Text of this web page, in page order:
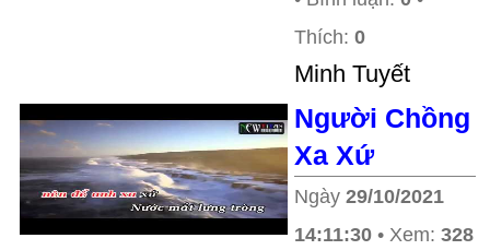
Thích: 0
Minh Tuyết
Người Chồng
Xa Xứ
Ngày 29/10/2021
14:11:30 • Xem: 328